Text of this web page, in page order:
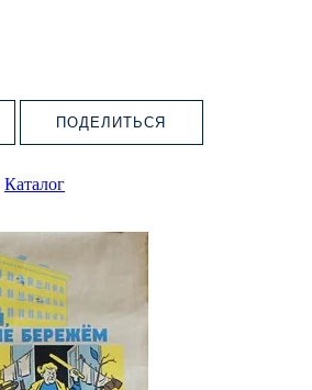
ПОДЕЛИТЬСЯ
Каталог